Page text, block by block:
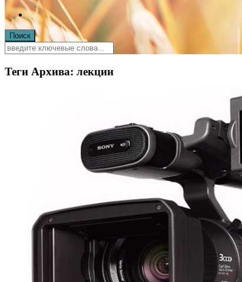
Теги Архива: лекции